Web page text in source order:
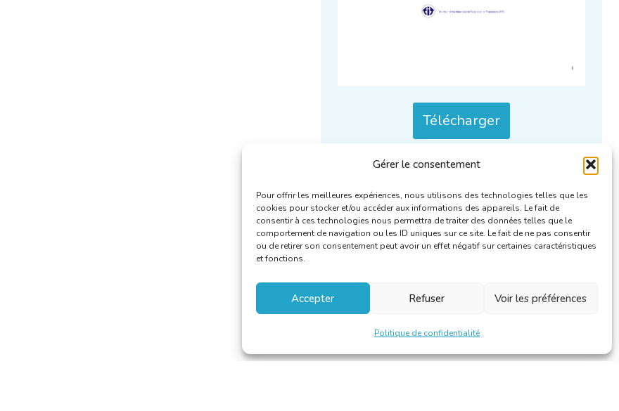
Gérer le consentement
Pour offrir les meilleures expériences, nous utilisons des technologies telles que les
cookies pour stocker et/ou accéder aux informations des appareils. Le fait de
consentir à ces technologies nous permettra de traiter des données telles que le
comportement de navigation ou les ID uniques sur ce site. Le fait de ne pas consentir
ou de retirer son consentement peut avoir un effet négatif sur certaines caractéristiques
et fonctions.
Accepter Refuser Voir les préférences
Politique de confidentialité
Télécharger
Uniquement / aussi disponible en :
Catégories :
Rapports annuels .